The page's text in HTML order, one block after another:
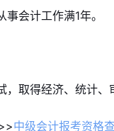
会计工作满1年。
，取得经济、统计、
中级会计报考资格